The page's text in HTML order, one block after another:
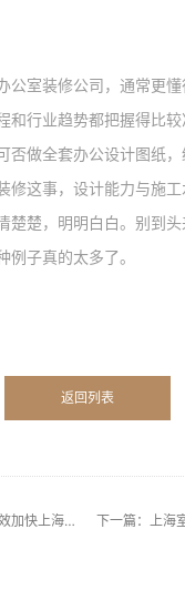
公室装修公司，通常更
和行业趋势都把握得比
否做全套办公设计图纸，
修这事， 设计能力与施
楚楚，明明白白。别到
例子真的太多了。
返回列表
上一篇：四大要点有效加快上海办公室装修工期